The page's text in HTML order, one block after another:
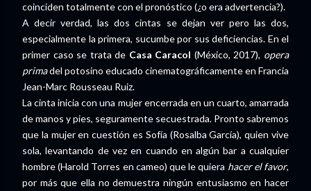
coinciden totalmente con el pronóstico (¿o era advertencia?).
A decir verdad, las dos cintas se dejan ver pero las dos,
especialmente la primera, sucumbe por sus deficiencias. En el
primer caso se trata de Casa Caracol (México, 2017), opera
primadel potosino educado cinematográficamente en Francia
Jean-Marc Rousseau Ruiz.
La cinta inicia con una mujer encerrada en un cuarto, amarrada
de manos y pies, seguramente secuestrada. Pronto sabremos
que la mujer en cuestión es Sofía (Rosalba García), quien vive
sola, levantando de vez en cuando en algún bar a cualquier
hombre (Harold Torres en cameo) que le quiera hacer el favor,
por más que ella no demuestra ningún entusiasmo en hacer